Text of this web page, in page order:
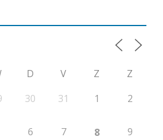
D V Z
Z
30 31 1 2
6 7 8 9